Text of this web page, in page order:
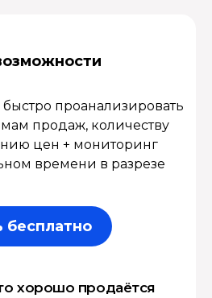
проанализировать
продаж, количеству
цен + мониторинг
времени в разрезе
бесплатно
хорошо продаётся